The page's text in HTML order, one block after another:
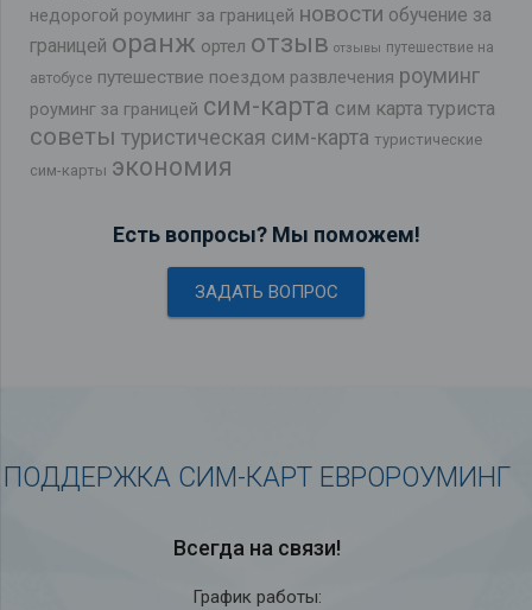
недорогой роуминг за границей новости обучение за
границей оранж ортел отзыв отзывы путешествие на
автобусе путешествие поездом развлечения роуминг
роуминг за границей сим-карта сим карта туриста
советы туристическая сим-карта туристические
сим-карты экономия
Есть вопросы? Мы поможем!
ЗАДАТЬ ВОПРОС
ПОДДЕРЖКА СИМ-КАРТ ЕВРОРОУМИНГ
Всегда на связи!
График работы: